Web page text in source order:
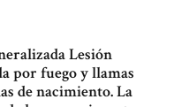
Lesión
por fuego y llamas
de nacimiento. La